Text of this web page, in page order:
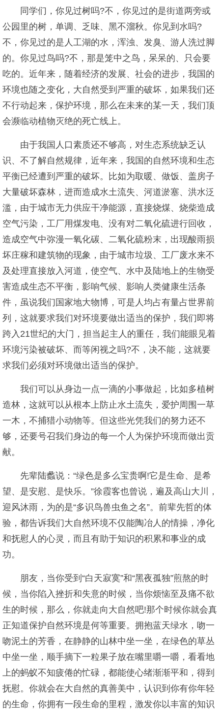
同学们，你见过树吗?不，你见过的是街道两旁或
公园里的树，单调、乏味、黑不溜秋。你见到水吗?
不，你见过的是人工湖的水，浑浊、发臭、游人洗过脚
的。你见过鸟吗?不，那是笼中之鸟，呆呆的、只会要
吃的。近年来，随着经济的发展、社会的进步，我国的
环境也随之变化，大自然受到严重的破坏，如果我们还
不行动起来，保护环境，那么在未来的某一天，我们顶
会濒临动植物灭绝的死亡线上。
由于我国人口素质还不够高，对生态系统缺乏认
识、不了解自然规律，近年来，我国的自然环境和生态
平衡已经遭到严重的破坏。比如为取暖、做饭、盖房子
大量破坏森林，进而造成水土流失、河道淤塞、洪水泛
滥，由于城市无力供应干净能源，直接烧煤、烧柴造成
空气污染，工厂用煤发电、没有对二氧化硫进行回收，
造成空气中弥漫一氧化碳、二氧化硫粉末，出现酸雨损
坏庄稼和建筑物的现象，由于城市垃圾、工厂废水来不
及处理直接放入河道，使空气、水中及陆地上的生物受
害造成生态不平衡，影响气候、影响人类健康生活条
件，虽说我们国家地大物博，可是人均占有量占世界前
列，这就要求我们对环境要做出适当的保护，我们即将
跨入21世纪的大门，担当起主人的重任，我们能眼见着
环境污染被破坏、而等闲视之吗?不，决不能，这就要
求我们必须对环境做出适当的保护。
我们可以从身边一点一滴的小事做起，比如多植树
造林，这就可以从根本上防止水土流失，爱护周围一草
一木，不捕猎小动物等。但这些光凭我们的努力还不
够，还要号召我们身边的每一个人为保护环境而做出贡
献。
先辈陆蠡说：“绿色是多么宝贵啊!它是生命、是希
望、是安慰、是快乐。”徐霞客也曾说，遍及高山大川，
迎风沐雨，为的是“多识鸟兽虫鱼之名”。前辈先哲的体
验，都告诉我们大自然环境不仅能陶冶人的情操，净化
和抚慰人的心灵，而且有助于知识的积累和事业的成
功。
朋友，当你受到“白天寂寞”和“黑夜孤独”煎熬的时
候，当你陷入挫折和失意的时候，当你烦恼至及痛不欲
生的时候，那么，你就走向大自然吧!那个时候你就会真
正知道保护自然环境是何等重要。拥抱蓝天绿水，吻一
吻泥土的芳香，在静静的山林中坐一坐，在绿色的草丛
中坐一坐，顺手摘下一粒果子放在嘴里嚼一嚼，看看地
上的蚂蚁不知疲倦的忙碌，都能使心绪渐渐平和，得到
抚慰。你就会在大自然的真善美中，认识到你有你年轻
的生命，你拥有一段生命的里程，激发你以丰富的知识